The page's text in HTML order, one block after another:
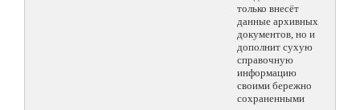
только внесёт
данные архивных
документов, но и
дополнит сухую
справочную
информацию
своими бережно
сохраненными